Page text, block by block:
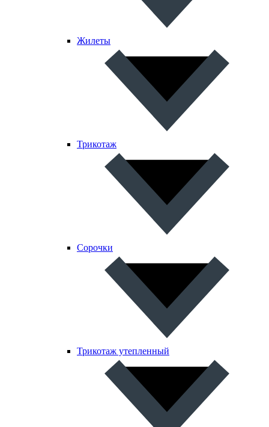
Жилеты
Трикотаж
Сорочки
Трикотаж утепленный